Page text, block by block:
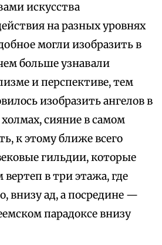
искусства
на разных уровнях
могли изобразить в
больше узнавали
и перспективе, тем
изобразить ангелов в
холмах, сияние в самом
к этому ближе всего
гильдии, которые
в три этажа, где
внизу ад, а посредине —
парадоксе внизу